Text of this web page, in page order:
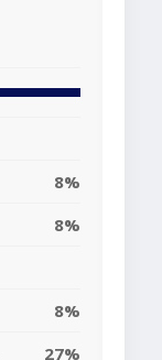
8%
8%
8%
27%